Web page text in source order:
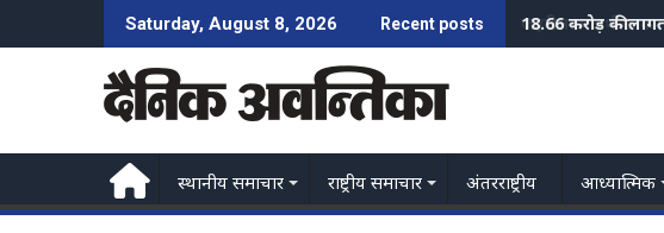
to
Saturday, August 8, 2026 Recent posts 18.66 करोड़ की
जहरीला पदार्थ
स्थानीय समाचार राष्ट्रीय समाचार अंतरराष्ट्रीय आध्यात्मिक